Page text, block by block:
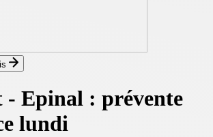
- Epinal : prévente
lundi